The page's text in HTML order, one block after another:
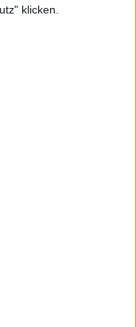
klicken.
an einem